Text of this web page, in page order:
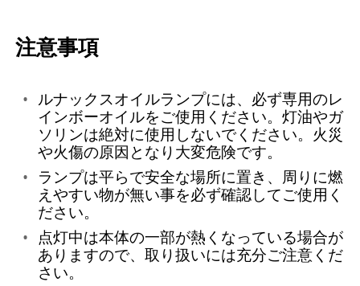
注意事項
ルナックスオイルランプには、必ず専用のレ
インボーオイルをご使用ください。灯油やガ
ソリンは絶対に使用しないでください。火災
や火傷の原因となり大変危険です。
ランプは平らで安全な場所に置き、周りに燃
えやすい物が無い事を必ず確認してご使用く
ださい。
点灯中は本体の一部が熱くなっている場合が
ありますので、取り扱いには充分ご注意くだ
さい。